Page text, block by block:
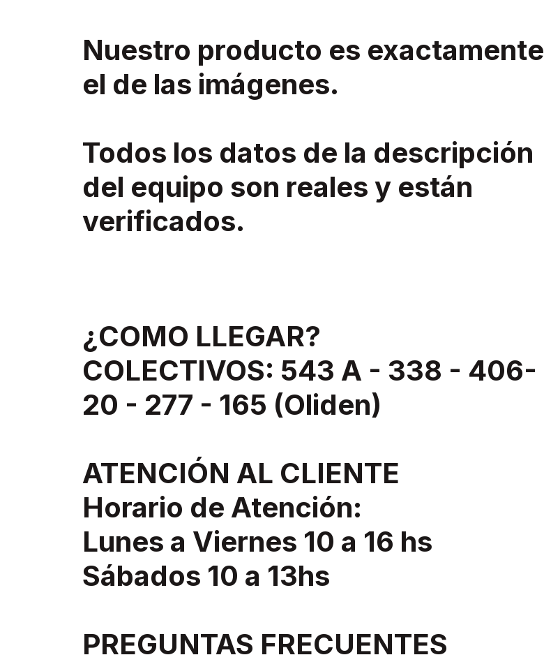
Nuestro producto es exactamente
el de las imágenes.
Todos los datos de la descripción
del equipo son reales y están
verificados.
¿COMO LLEGAR?
COLECTIVOS: 543 A - 338 - 406-
20 - 277 - 165 (Oliden)
ATENCIÓN AL CLIENTE
Horario de Atención:
Lunes a Viernes 10 a 16 hs
Sábados 10 a 13hs
PREGUNTAS FRECUENTES